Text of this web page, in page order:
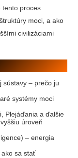
tento proces
moci, a ako
civilizáciami
sústavy – prečo ju
systémy moci
Plejáďania a ďalšie
úroveň
– energia
ako sa stať